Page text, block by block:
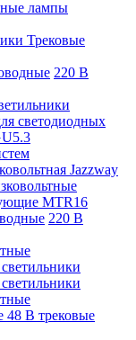
лампы
Трековые
220 B
светодиодных
Jazzway
MTR16
220 B
48 В трековые